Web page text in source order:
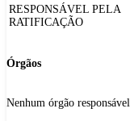
RESPONSÁVEL PELA
RATIFICAÇÃO
Órgãos
Nenhum órgão